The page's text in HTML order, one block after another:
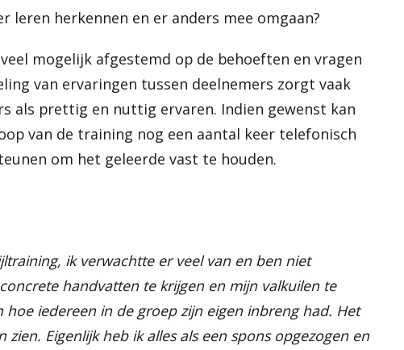
leren herkennen en er anders mee omgaan?
mogelijk afgestemd op de behoeften en vragen
van ervaringen tussen deelnemers zorgt vaak
als prettig en nuttig ervaren. Indien gewenst kan
van de training nog een aantal keer telefonisch
om het geleerde vast te houden.
ik verwachtte er veel van en ben niet
handvatten te krijgen en mijn valkuilen te
hoe iedereen in de groep zijn eigen inbreng had. Het
Eigenlijk heb ik alles als een spons opgezogen en